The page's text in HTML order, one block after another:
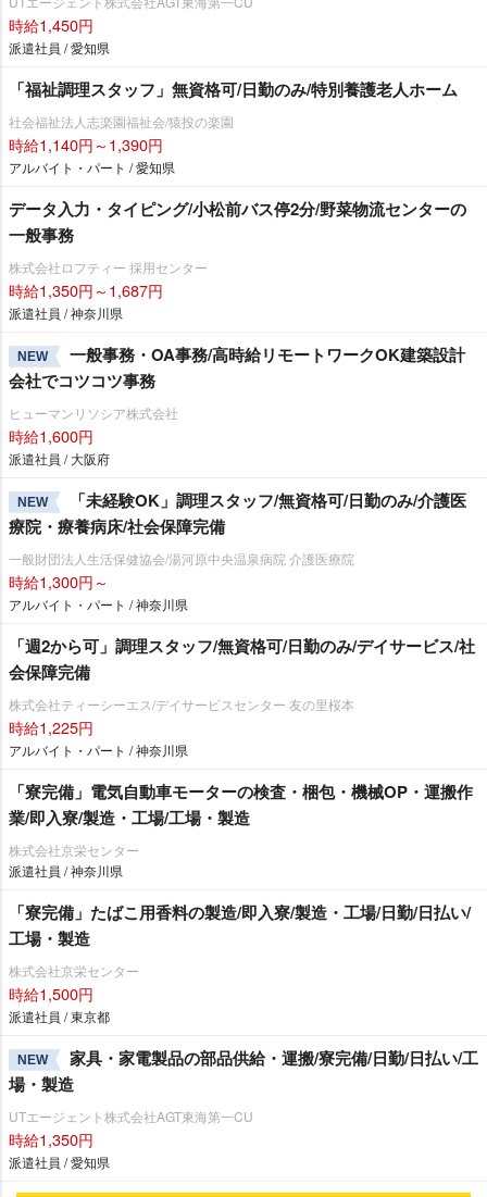
時給1,450円
派遣社員 / 愛知県
「福祉調理スタッフ」無資格可/日勤のみ/特別養護老人ホーム
社会福祉法人志楽園福祉会/猿投の楽園
時給1,140円～1,390円
アルバイト・パート / 愛知県
データ入力・タイピング/小松前バス停2分/野菜物流センターの
一般事務
株式会社ロフティー 採用センター
時給1,350円～1,687円
派遣社員 / 神奈川県
NEW
一般事務・OA事務/高時給リモートワークOK建築設計
会社でコツコツ事務
ヒューマンリソシア株式会社
時給1,600円
派遣社員 / 大阪府
NEW
「未経験OK」調理スタッフ/無資格可/日勤のみ/介護医
療院・療養病床/社会保障完備
一般財団法人生活保健協会/湯河原中央温泉病院 介護医療院
時給1,300円～
アルバイト・パート / 神奈川県
「週2から可」調理スタッフ/無資格可/日勤のみ/デイサービス/社
会保障完備
株式会社ティーシーエス/デイサービスセンター 友の里桜本
時給1,225円
アルバイト・パート / 神奈川県
「寮完備」電気自動車モーターの検査・梱包・機械OP・運搬作
業/即入寮/製造・工場/工場・製造
株式会社京栄センター
派遣社員 / 神奈川県
「寮完備」たばこ用香料の製造/即入寮/製造・工場/日勤/日払い/
工場・製造
株式会社京栄センター
時給1,500円
派遣社員 / 東京都
NEW
家具・家電製品の部品供給・運搬/寮完備/日勤/日払い/工
場・製造
UTエージェント株式会社AGT東海第一CU
時給1,350円
派遣社員 / 愛知県